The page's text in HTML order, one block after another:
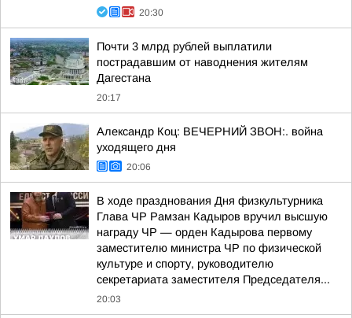
20:30
Почти 3 млрд рублей выплатили
пострадавшим от наводнения жителям
Дагестана
20:17
Александр Коц: ВЕЧЕРНИЙ ЗВОН:. война
уходящего дня
20:06
В ходе празднования Дня физкультурника
Глава ЧР Рамзан Кадыров вручил высшую
награду ЧР — орден Кадырова первому
заместителю министра ЧР по физической
культуре и спорту, руководителю
секретариата заместителя Председателя...
20:03